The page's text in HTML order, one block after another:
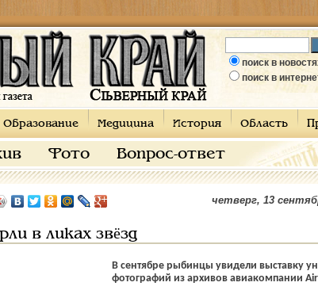
поиск в
поиск в
Образование Медицина История Область
Фото Вопрос-ответ
четверг, 13
в ликах звёзд
В сентябре рыбинцы увидели выставку
фотографий из архивов авиакомпании